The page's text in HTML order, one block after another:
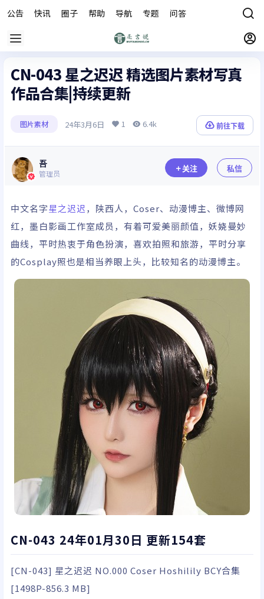
公告 快讯 圈子 帮助 导航 专题 问答
CN-043 星之迟迟 精选图片素材写真
作品合集|持续更新
图片素材 24年3月6日 1 6.4k 前往下载
吾
管理员 关注 私信
中文名字星之迟迟，陕西人，Coser、动漫博主、微博网
红，墨白影画工作室成员，有着可爱美丽颜值，妖娆曼妙
曲线，平时热衷于角色扮演，喜欢拍照和旅游，平时分享
的Cosplay照也是相当养眼上头，比较知名的动漫博主。
CN-043 24年01月30日 更新154套
[CN-043] 星之迟迟 NO.000 Coser Hoshilily BCY合集
[1498P-856.3 MB]